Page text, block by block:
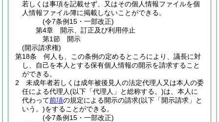
若しくは事項を記載せず、又はその個人情報ファイルを個
人情報ファイル簿に掲載しないことができる。
(令7条例15・一部改正)
第4章
開示、訂正及び利用停止
第1節
開示
(開示請求権)
第18条
何人も、この条例の定めるところにより、議長に対
し、自己を本人とする保有個人情報の開示を請求すること
ができる。
2
未成年者若しくは成年被後見人の法定代理人又は本人の委
任による代理人(以下「代理人」と総称する。)は、本人に
代わって前項の規定による開示の請求(以下「開示請求」と
いう。)をすることができる。
(令7条例15・一部改正)